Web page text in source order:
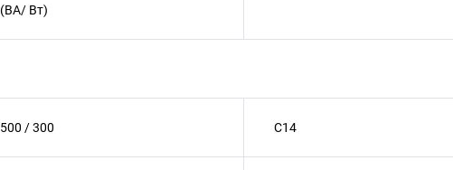
(ВА/ Вт)
500 / 300 C14